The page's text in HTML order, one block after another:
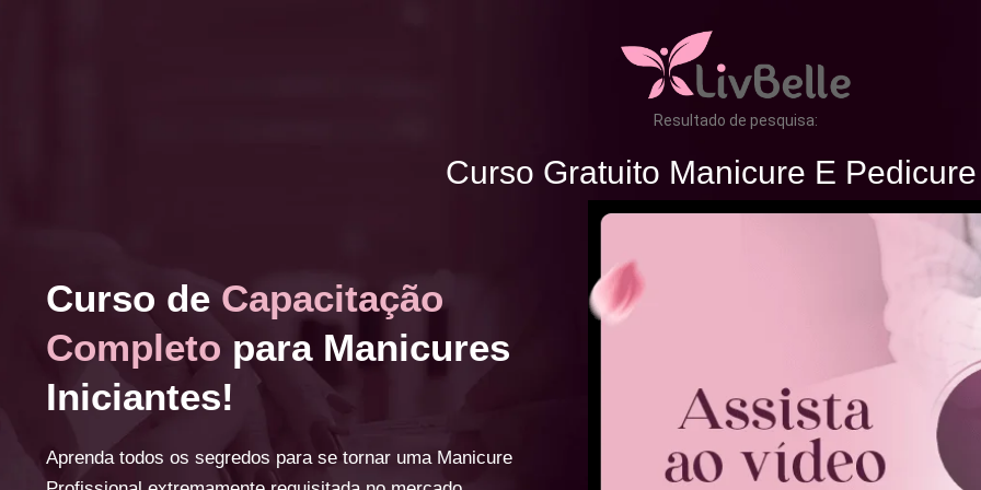
Resultado de pesquisa:
Curso Gratuito Manicure E
Curso de Capacitação
Completo para Manicures
Iniciantes!
Aprenda todos os segredos para se tornar uma Manicure